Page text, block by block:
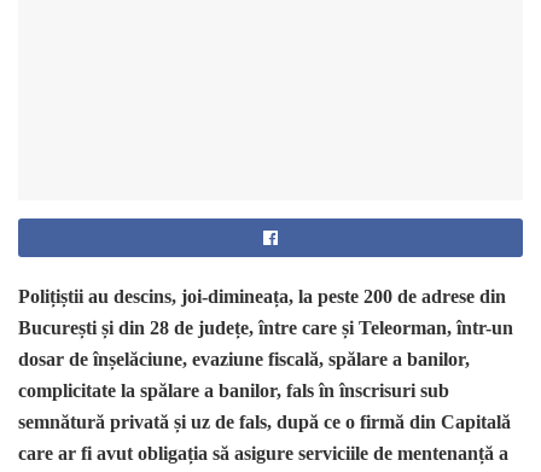
Polițiștii au descins, joi-dimineața, la peste 200 de adrese din
București și din 28 de județe, între care și Teleorman, într-un
dosar de înșelăciune, evaziune fiscală, spălare a banilor,
complicitate la spălare a banilor, fals în înscrisuri sub
semnătură privată și uz de fals, după ce o firmă din Capitală
care ar fi avut obligația să asigure serviciile de mentenanță a